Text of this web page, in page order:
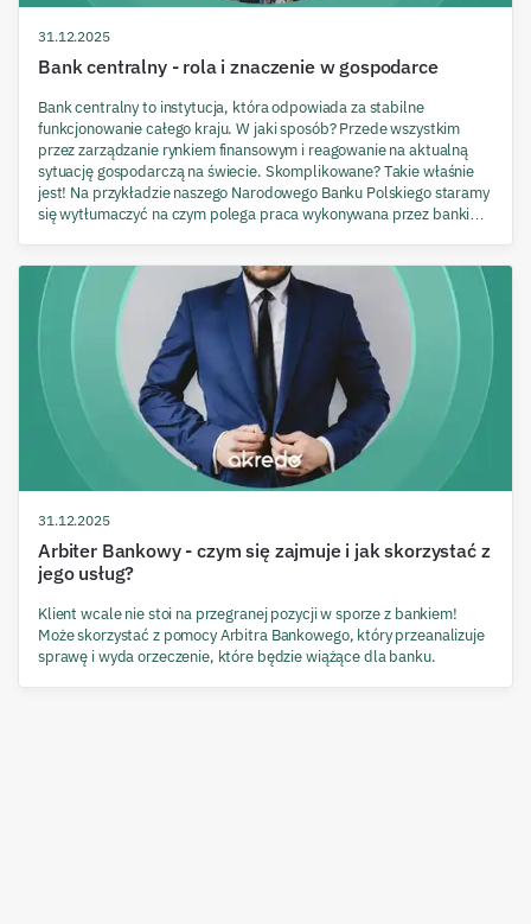
31.12.2025
Bank centralny - rola i znaczenie w gospodarce
Bank centralny to instytucja, która odpowiada za stabilne
funkcjonowanie całego kraju. W jaki sposób? Przede wszystkim
przez zarządzanie rynkiem finansowym i reagowanie na aktualną
sytuację gospodarczą na świecie. Skomplikowane? Takie właśnie
jest! Na przykładzie naszego Narodowego Banku Polskiego staramy
się wytłumaczyć na czym polega praca wykonywana przez banki
31.12.2025
Arbiter Bankowy - czym się zajmuje i jak skorzystać z
jego usług?
Klient wcale nie stoi na przegranej pozycji w sporze z bankiem!
Może skorzystać z pomocy Arbitra Bankowego, który przeanalizuje
sprawę i wyda orzeczenie, które będzie wiążące dla banku.